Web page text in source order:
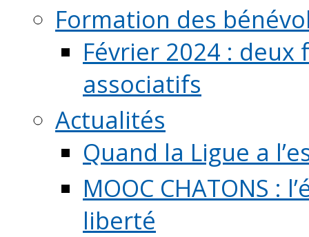
Formation des
Février 2024 :
associatifs
Actualités
Quand la Ligue a
MOOC CHATONS
liberté